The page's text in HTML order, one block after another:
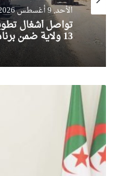
الأحد, 9 أغسطس 2026, 12:58
تواصل أشغال
13 ولاية ضمن برنامج 2026
جلاوي
يترأس
إجتماع
لتقييم
وتيرة
أشغال
الخط